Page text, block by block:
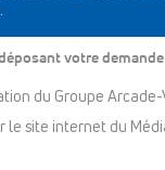
votre
du Groupe Arcade-
le site internet du